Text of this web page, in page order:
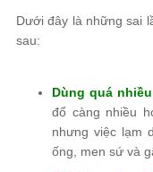
Dưới đây là những sai
sau:
Dùng quá
đổ càng nhiều
nhưng việc lạm
ống, men sứ và